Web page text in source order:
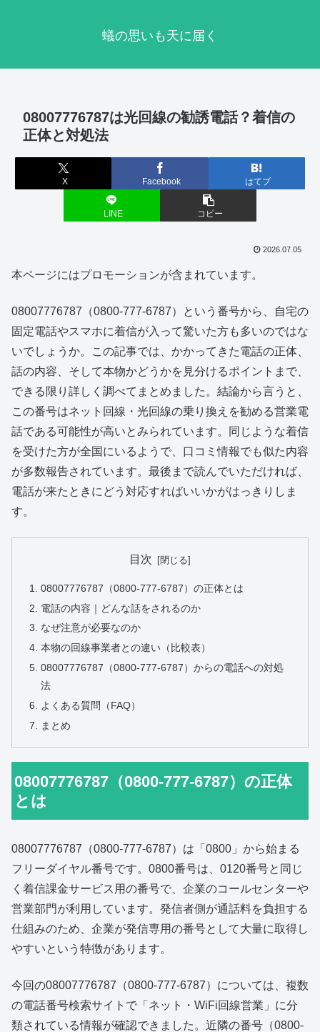
蟻の思いも天に届く
08007776787は光回線の勧誘電話？着信の
正体と対処法
X Facebook はてブ
LINE コピー
2026.07.05
本ページにはプロモーションが含まれています。
08007776787（0800-777-6787）という番号から、自宅の
固定電話やスマホに着信が入って驚いた方も多いのではな
いでしょうか。この記事では、かかってきた電話の正体、
話の内容、そして本物かどうかを見分けるポイントまで、
できる限り詳しく調べてまとめました。結論から言うと、
この番号はネット回線・光回線の乗り換えを勧める営業電
話である可能性が高いとみられています。同じような着信
を受けた方が全国にいるようで、口コミ情報でも似た内容
が多数報告されています。最後まで読んでいただければ、
電話が来たときにどう対応すればいいかがはっきりしま
す。
目次
08007776787（0800-777-6787）の正体とは
電話の内容｜どんな話をされるのか
なぜ注意が必要なのか
本物の回線事業者との違い（比較表）
08007776787（0800-777-6787）からの電話への対処
法
よくある質問（FAQ）
まとめ
08007776787（0800-777-6787）の正体
とは
08007776787（0800-777-6787）は「0800」から始まる
フリーダイヤル番号です。0800番号は、0120番号と同じ
く着信課金サービス用の番号で、企業のコールセンターや
営業部門が利用しています。発信者側が通話料を負担する
仕組みのため、企業が発信専用の番号として大量に取得し
やすいという特徴があります。
今回の08007776787（0800-777-6787）については、複数
の電話番号検索サイトで「ネット・WiFi回線営業」に分
類されている情報が確認できました。近隣の番号（0800-